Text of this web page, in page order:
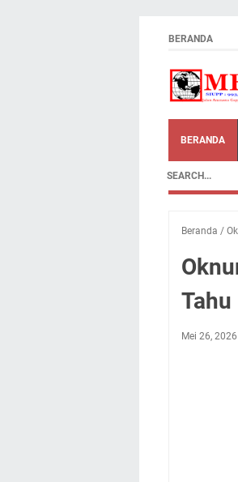
BERANDA
BERANDA
Beranda /
Mei 26, 2026